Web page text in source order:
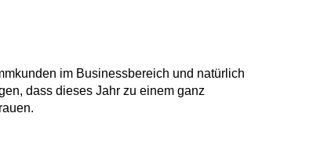
im Businessbereich und natürlich
dass dieses Jahr zu einem ganz